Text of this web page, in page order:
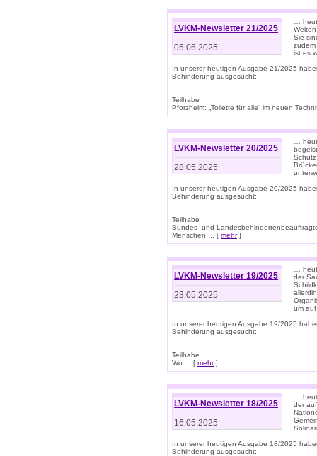
LVKM-Newsletter 21/2025
05.06.2025
…
Sie
ist es
In unserer heutigen Ausgabe 21/2025
Behinderung ausgesucht:
Teilhabe
Pforzheim: „Toilette für alle“ im neuen
LVKM-Newsletter 20/2025
28.05.2025
…
In unserer heutigen Ausgabe 20/2025
Behinderung ausgesucht:
Teilhabe
Bundes- und
Menschen ... [ mehr]
LVKM-Newsletter 19/2025
23.05.2025
…
der
um
In unserer heutigen Ausgabe 19/2025
Behinderung ausgesucht:
Teilhabe
Wo ... [ mehr]
LVKM-Newsletter 18/2025
16.05.2025
…
der
In unserer heutigen Ausgabe 18/2025
Behinderung ausgesucht: